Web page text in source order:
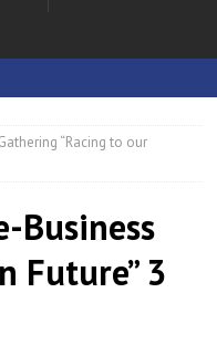
“Racing to our
Business
Future” 3